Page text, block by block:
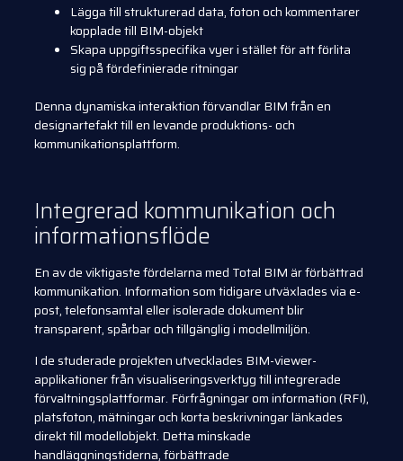
Lägga till strukturerad data, foton och kommentarer
kopplade till BIM-objekt
Skapa uppgiftsspecifika vyer i stället för att förlita
sig på fördefinierade ritningar
Denna dynamiska interaktion förvandlar BIM från en
designartefakt till en levande produktions- och
kommunikationsplattform.
Integrerad kommunikation och
informationsflöde
En av de viktigaste fördelarna med Total BIM är förbättrad
kommunikation. Information som tidigare utväxlades via e-
post, telefonsamtal eller isolerade dokument blir
transparent, spårbar och tillgänglig i modellmiljön.
I de studerade projekten utvecklades BIM-viewer-
applikationer från visualiseringsverktyg till integrerade
förvaltningsplattformar. Förfrågningar om information (RFI),
platsfoton, mätningar och korta beskrivningar länkades
direkt till modellobjekt. Detta minskade
handläggningstiderna, förbättrade